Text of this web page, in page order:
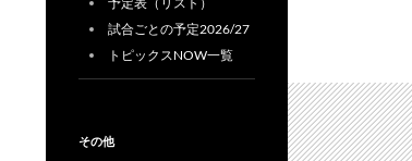
試合ごとの予定2026/27
トピックスNOW一覧
その他